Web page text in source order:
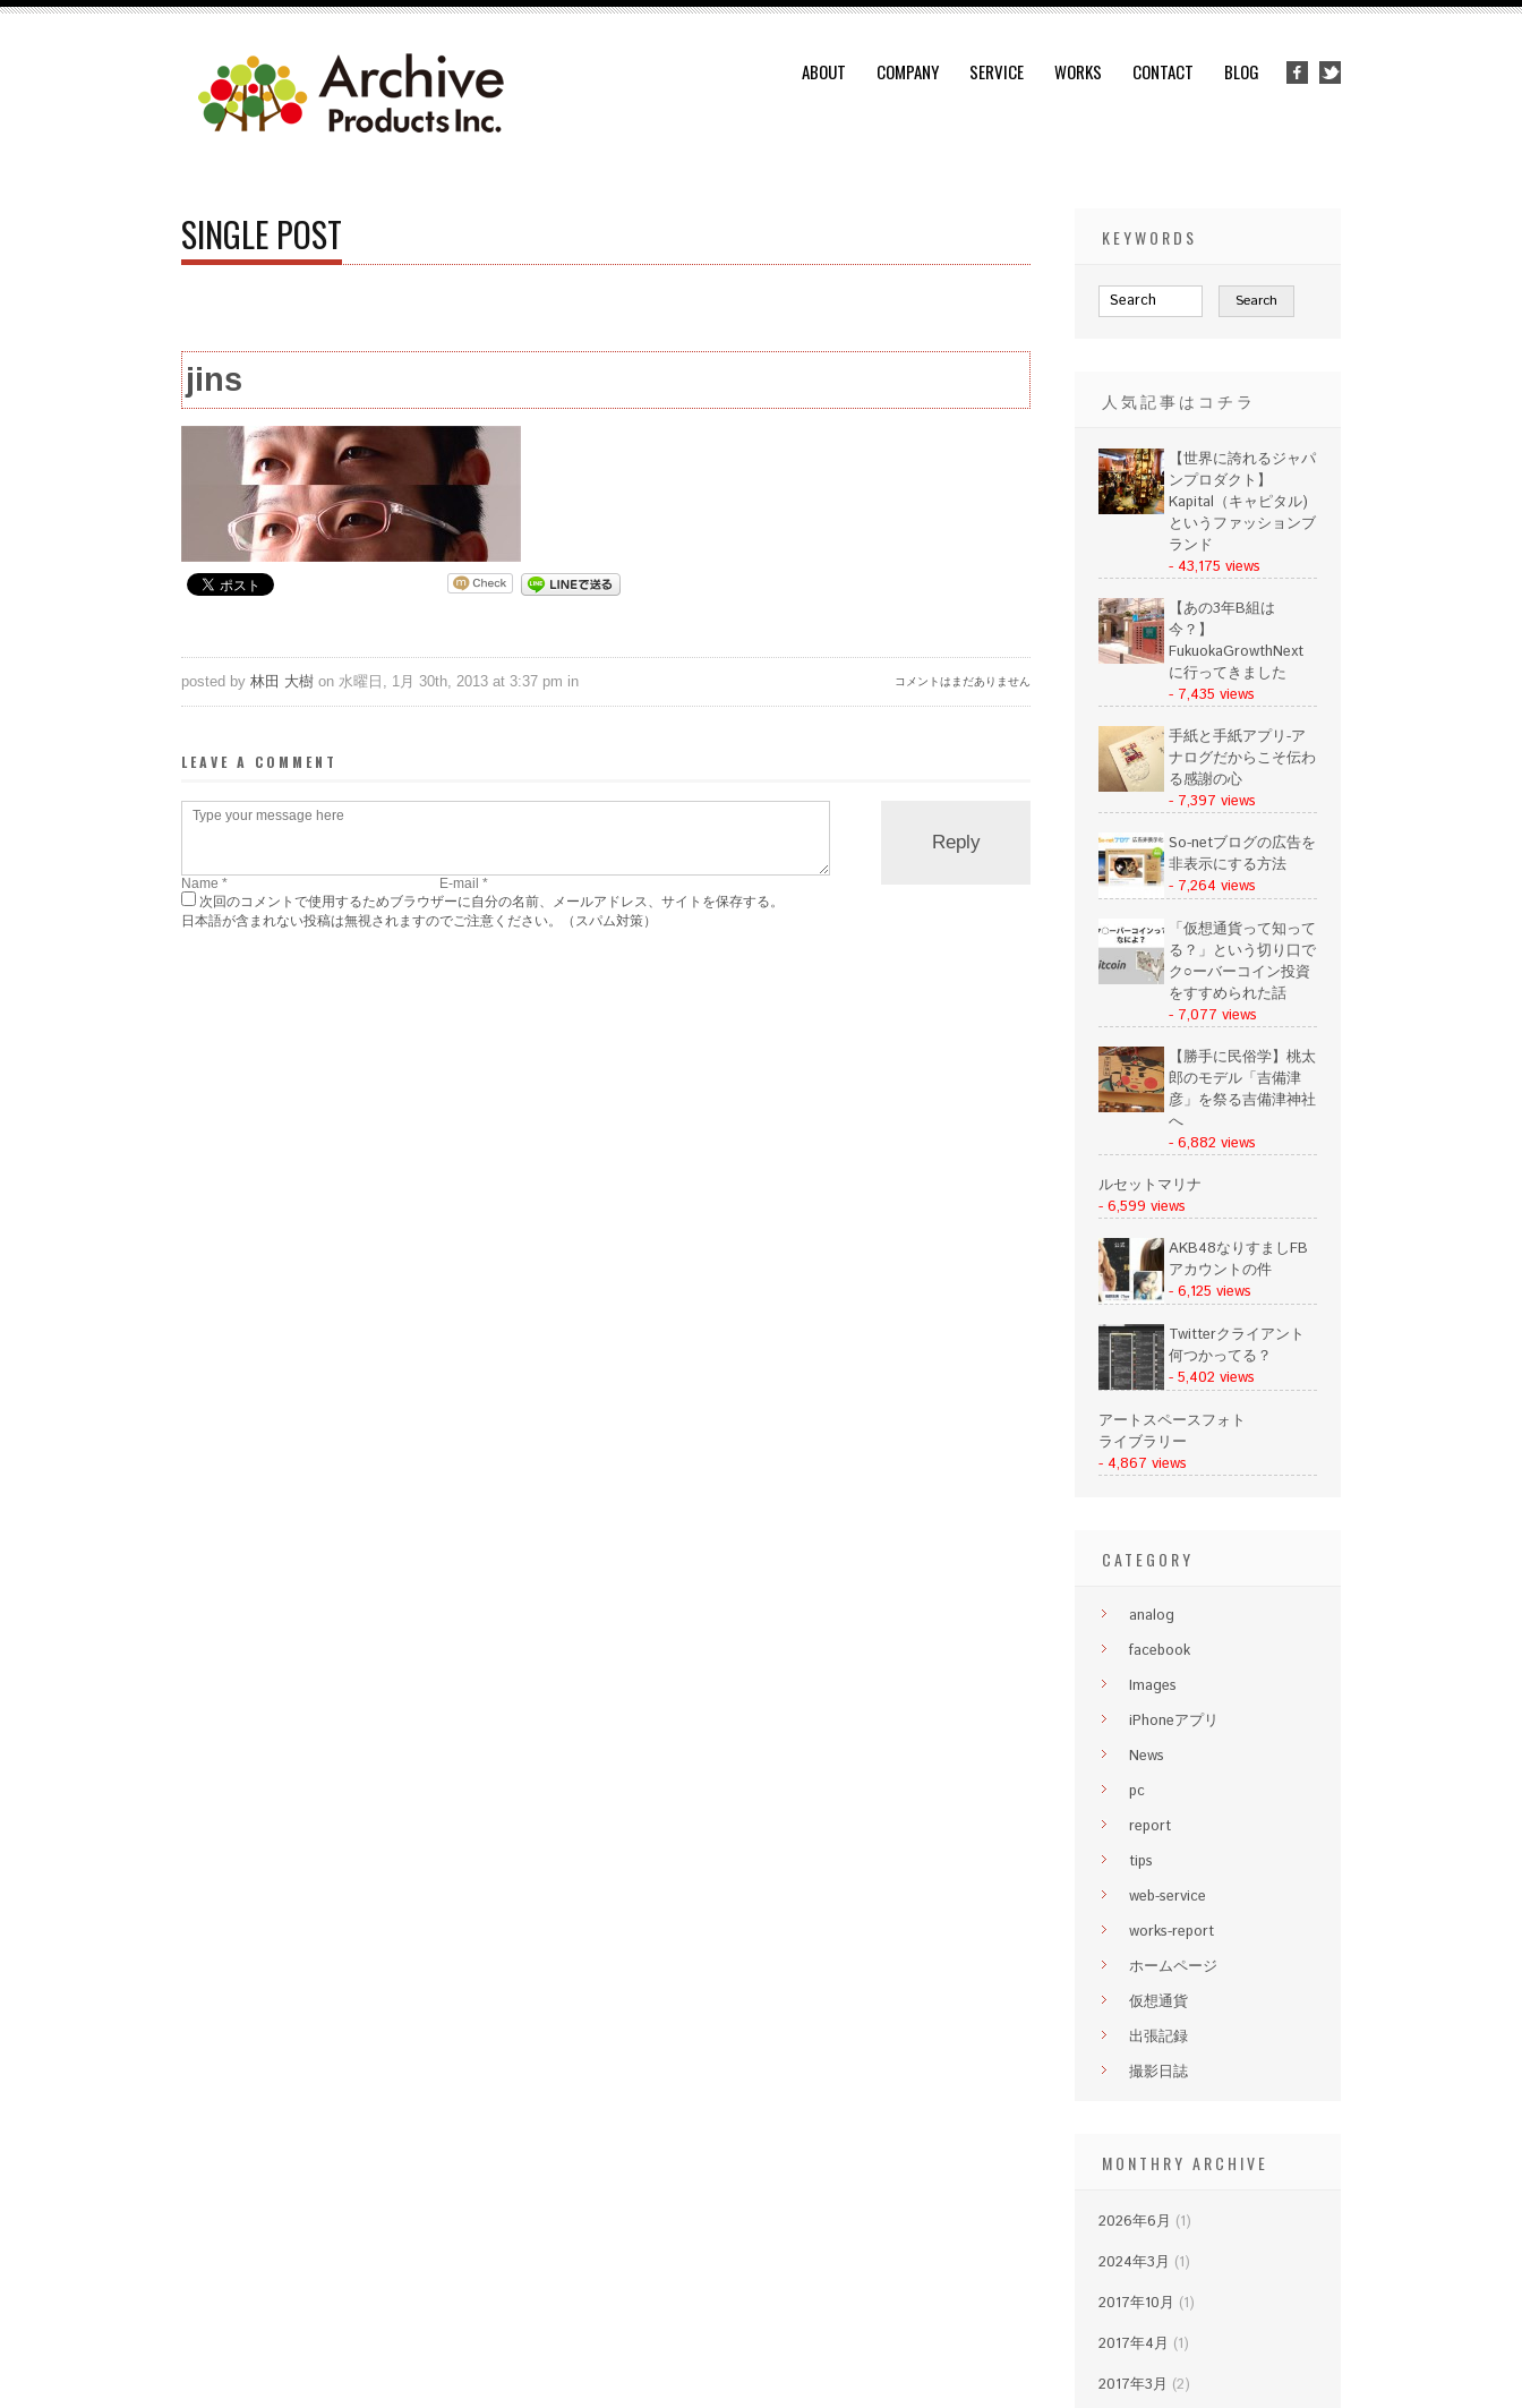
ABOUT COMPANY SERVICE WORKS CONTACT BLOG
SINGLE POST
jins
コメントはまだありません
posted by 林田 大樹 on 水曜日, 1月 30th, 2013 at 3:37 pm in
LEAVE A COMMENT
次回のコメントで使用するためブラウザーに自分の名前、メールアドレス、サイトを保存する。
日本語が含まれない投稿は無視されますのでご注意ください。（スパム対策）
KEYWORDS
人気記事はコチラ
【世界に誇れるジャパ
ンプロダクト】
Kapital（キャピタル)
というファッションブ
ランド
- 43,175 views
【あの3年B組は
今？】
FukuokaGrowthNext
に行ってきました
- 7,435 views
手紙と手紙アプリ-ア
ナログだからこそ伝わ
る感謝の心
- 7,397 views
So-netブログの広告を
非表示にする方法
- 7,264 views
「仮想通貨って知って
る？」という切り口で
ク○ーバーコイン投資
をすすめられた話
- 7,077 views
【勝手に民俗学】桃太
郎のモデル「吉備津
彦」を祭る吉備津神社
へ
- 6,882 views
ルセットマリナ
- 6,599 views
AKB48なりすましFB
アカウントの件
- 6,125 views
Twitterクライアント
何つかってる？
- 5,402 views
アートスペースフォト
ライブラリー
- 4,867 views
CATEGORY
analog
facebook
Images
iPhoneアプリ
News
pc
report
tips
web-service
works-report
ホームページ
仮想通貨
出張記録
撮影日誌
MONTHRY ARCHIVE
2026年6月 (1)
2024年3月 (1)
2017年10月 (1)
2017年4月 (1)
2017年3月 (2)